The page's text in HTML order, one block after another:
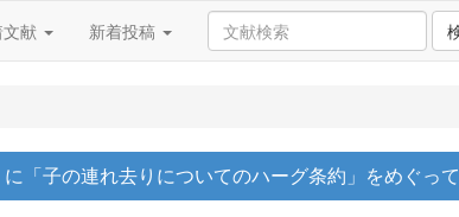
献 新着投稿
「子の連れ去りについてのハーグ条約」をめぐっ